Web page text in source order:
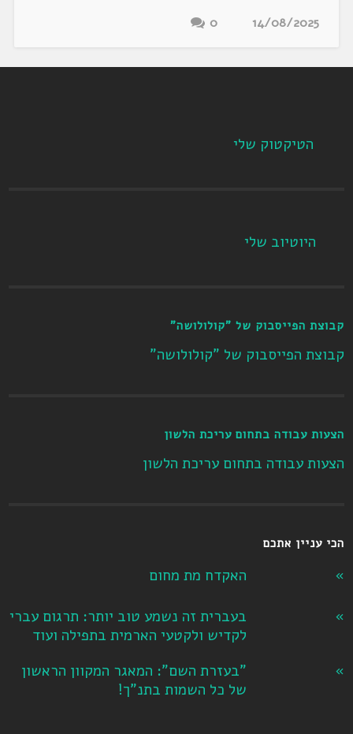
14/08/2025
0
הטיקטוק שלי
היוטיוב שלי
קבוצת הפייסבוק של "קולולושה"
קבוצת הפייסבוק של "קולולושה"
הצעות עבודה בתחום עריכת הלשון
הצעות עבודה בתחום עריכת הלשון
הכי עניין אתכם
האקדח מת מחום
בעברית זה נשמע טוב יותר: תרגום עברי
לקדיש ולקטעי הארמית בתפילה ועוד
"בעזרת השם": המאגר המקוון הראשון
של כל השמות בתנ"ך!